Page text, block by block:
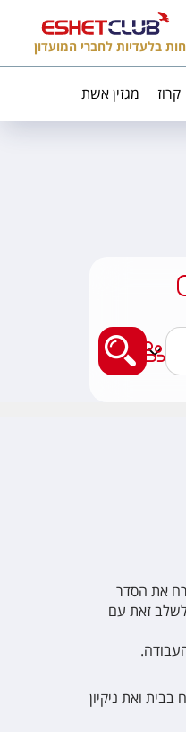
בלעדיות לחברי המועדון
קרוז מגזין אשת
מצאו לי מלון בארץ
את הסדר
זאת עם
ואת ניקיון